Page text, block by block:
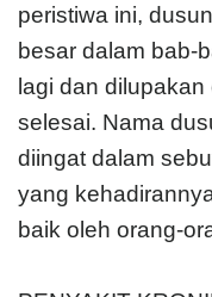
peristiwa ini,
besar dalam bab-
lagi dan
selesai. Nama
diingat dalam
yang
baik oleh orang-